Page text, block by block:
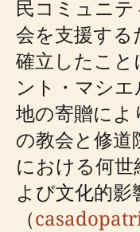
民コミュニ
会を支援する
確立したこ
ント・マシ
地の寄贈によ
の教会と修道
における何
よび文化的
（